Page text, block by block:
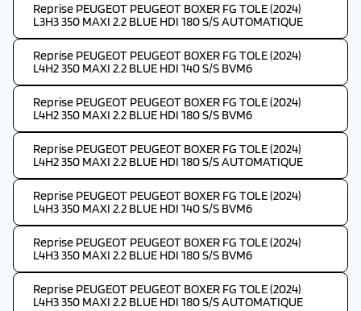
Reprise PEUGEOT PEUGEOT BOXER FG TOLE (2024)
L3H3 350 MAXI 2.2 BLUE HDI 180 S/S AUTOMATIQUE
Reprise PEUGEOT PEUGEOT BOXER FG TOLE (2024)
L4H2 350 MAXI 2.2 BLUE HDI 140 S/S BVM6
Reprise PEUGEOT PEUGEOT BOXER FG TOLE (2024)
L4H2 350 MAXI 2.2 BLUE HDI 180 S/S BVM6
Reprise PEUGEOT PEUGEOT BOXER FG TOLE (2024)
L4H2 350 MAXI 2.2 BLUE HDI 180 S/S AUTOMATIQUE
Reprise PEUGEOT PEUGEOT BOXER FG TOLE (2024)
L4H3 350 MAXI 2.2 BLUE HDI 140 S/S BVM6
Reprise PEUGEOT PEUGEOT BOXER FG TOLE (2024)
L4H3 350 MAXI 2.2 BLUE HDI 180 S/S BVM6
Reprise PEUGEOT PEUGEOT BOXER FG TOLE (2024)
L4H3 350 MAXI 2.2 BLUE HDI 180 S/S AUTOMATIQUE